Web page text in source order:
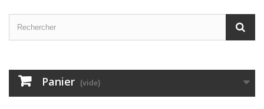
Panier (vide)